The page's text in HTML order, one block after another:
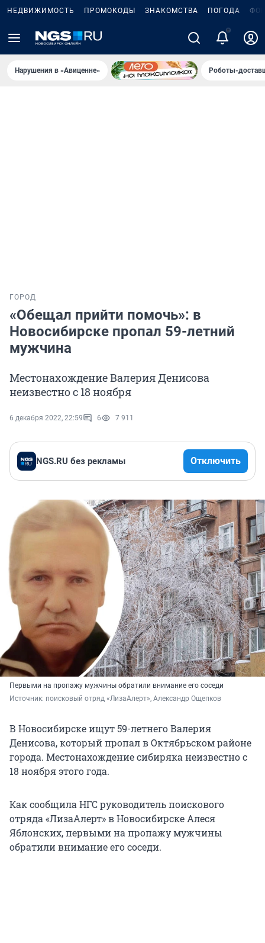
НЕДВИЖИМОСТЬ ПРОМОКОДЫ ЗНАКОМСТВА ПОГОДА
Нарушения в «Авиценне» Роботы-
ГОРОД
«Обещал прийти помочь»: в
Новосибирске пропал 59-летний
мужчина
Местонахождение Валерия Денисова
неизвестно с 18 ноября
6 декабря 2022, 22:59 6 7 911
NGS.RU без рекламы Отключить
Первыми на пропажу мужчины обратили внимание его соседи
Источник: поисковый отряд «ЛизаАлерт», Александр Ощепков
В Новосибирске ищут 59-летнего Валерия
Денисова, который пропал в Октябрьском районе
города. Местонахождение сибиряка неизвестно с
18 ноября этого года.
Как сообщила НГС руководитель поискового
отряда «ЛизаАлерт» в Новосибирске Алеся
Яблонских, первыми на пропажу мужчины
обратили внимание его соседи.